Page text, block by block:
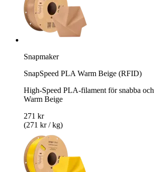
Snapmaker
SnapSpeed PLA Warm Beige (RFID)
High-Speed PLA-filament för snabba och
Warm Beige
271 kr
(271 kr / kg)